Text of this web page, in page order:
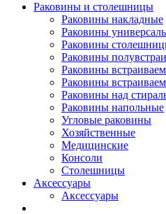
Раковины и столешницы
Раковины накладные
Раковины
Раковины
Раковины
Раковины
Раковины
Раковины над
Раковины напольные
Угловые раковины
Хозяйственные
Медицинские
Консоли
Столешницы
Аксессуары
Аксессуары